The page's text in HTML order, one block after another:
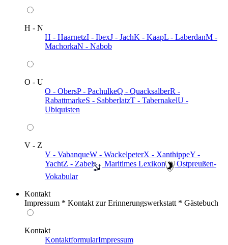
H - N
H - HaarnetzI - IbexJ - JachK - KaapL - LaberdanM -
MachorkaN - Nabob
O - U
O - ObersP - PachulkeQ - QuacksalberR -
RabattmarkeS - SabberlatzT - TabernakelU -
Ubiquisten
V - Z
V - VabanqueW - WackelpeterX - XanthippeY -
YachtZ - Zabel ️ Maritimes Lexikon
️ Ostpreußen-
Vokabular
Kontakt
Impressum * Kontakt zur Erinnerungswerkstatt * Gästebuch
Kontakt
KontaktformularImpressum